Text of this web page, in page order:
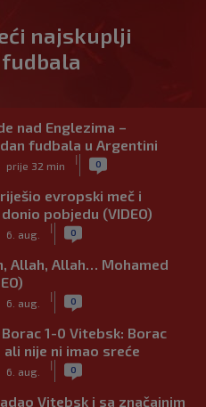
najskuplji
nad Englezima –
fudbala u Argentini
prije 32 min
| 0
evropski meč i
pobjedu (VIDEO)
6. aug.
| 0
Allah, Allah… Mohamed
6. aug.
| 0
Borac 1-0 Vitebsk: Borac
nije ni imao sreće
6. aug.
| 0
Vitebsk i sa značajnim